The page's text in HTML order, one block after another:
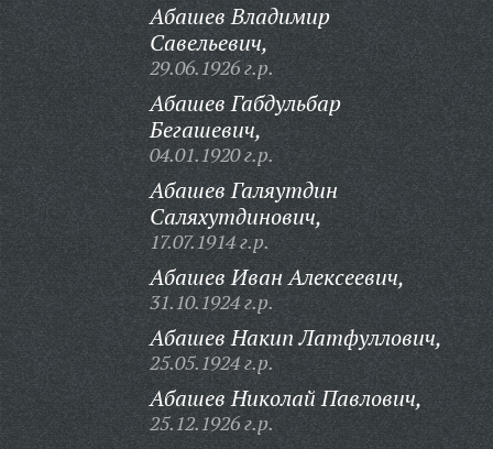
Абашев Владимир
Савельевич,
29.06.1926 г.р.
Абашев Габдульбар
Бегашевич,
04.01.1920 г.р.
Абашев Галяутдин
Саляхутдинович,
17.07.1914 г.р.
Абашев Иван Алексеевич,
31.10.1924 г.р.
Абашев Накип Латфуллович,
25.05.1924 г.р.
Абашев Николай Павлович,
25.12.1926 г.р.